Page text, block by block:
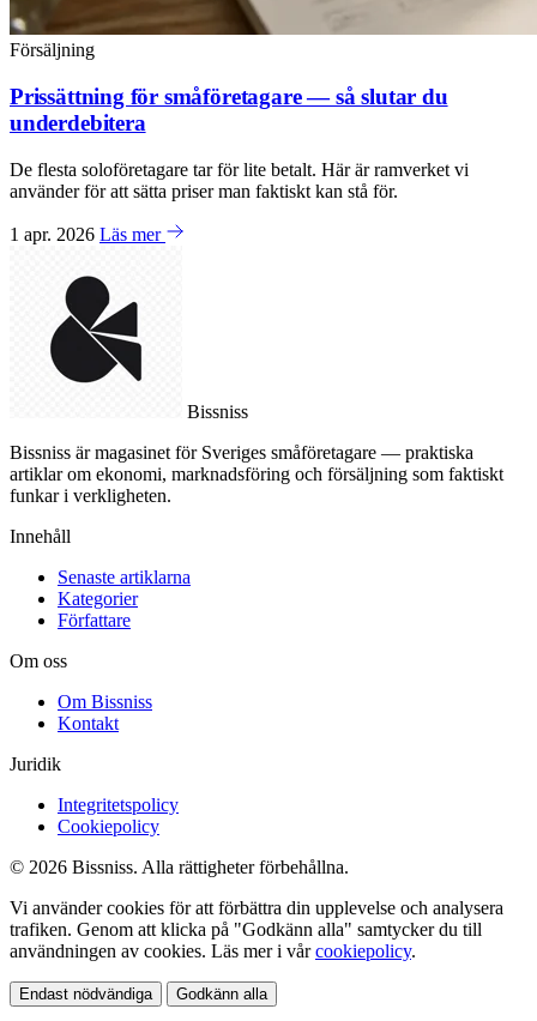
Försäljning
Prissättning för småföretagare — så slutar du
underdebitera
De flesta soloföretagare tar för lite betalt. Här är ramverket vi
använder för att sätta priser man faktiskt kan stå för.
1 apr. 2026 Läs mer
Bissniss
Bissniss är magasinet för Sveriges småföretagare — praktiska
artiklar om ekonomi, marknadsföring och försäljning som faktiskt
funkar i verkligheten.
Innehåll
Senaste artiklarna
Kategorier
Författare
Om oss
Om Bissniss
Kontakt
Juridik
Integritetspolicy
Cookiepolicy
© 2026 Bissniss. Alla rättigheter förbehållna.
Vi använder cookies för att förbättra din upplevelse och analysera
trafiken. Genom att klicka på "Godkänn alla" samtycker du till
användningen av cookies. Läs mer i vårcookiepolicy.
Endast nödvändiga Godkänn alla